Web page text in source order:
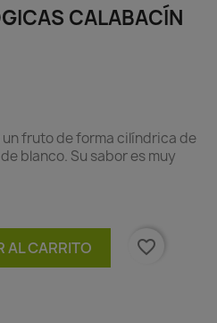
CALABACÍN
un fruto de forma cilíndrica de
blanco. Su sabor es muy
AL CARRITO favorite_border